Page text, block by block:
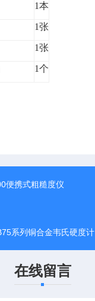
1本
1张
1张
1个
便携式粗糙度仪
系列铜合金韦氏硬度计
在线留言